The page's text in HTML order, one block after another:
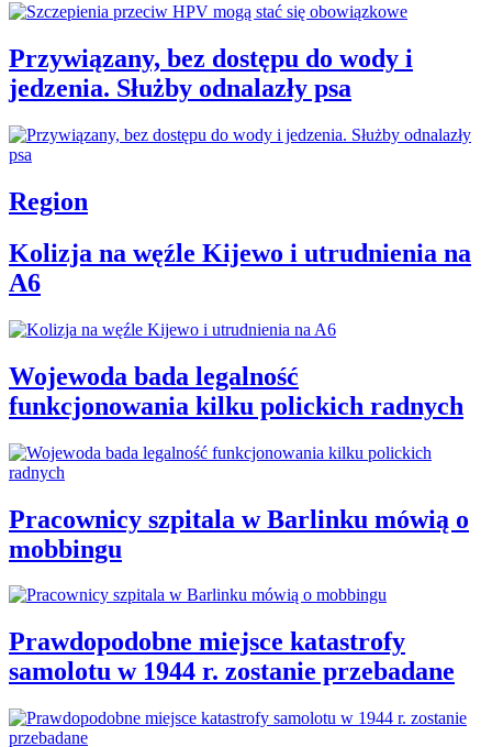
Przywiązany, bez dostępu do wody i
jedzenia. Służby odnalazły psa
Region
Kolizja na węźle Kijewo i utrudnienia na
A6
Wojewoda bada legalność
funkcjonowania kilku polickich radnych
Pracownicy szpitala w Barlinku mówią o
mobbingu
Prawdopodobne miejsce katastrofy
samolotu w 1944 r. zostanie przebadane